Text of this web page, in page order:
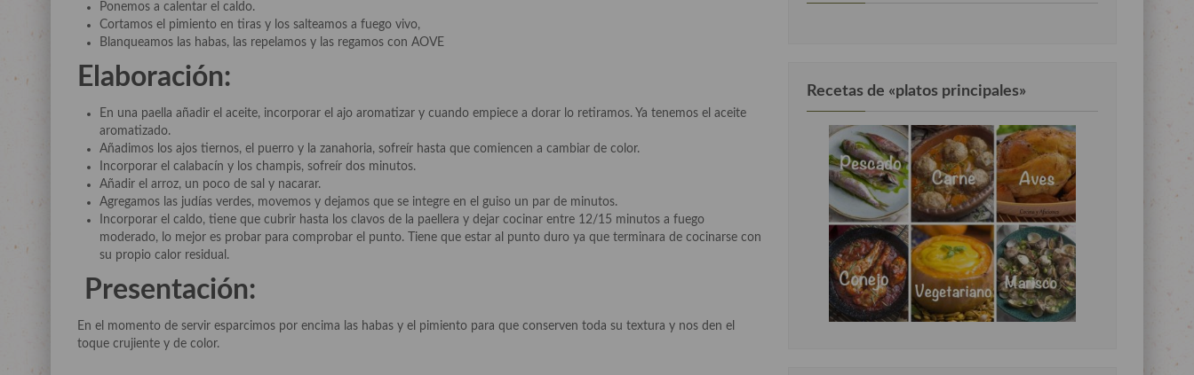
Ponemos a calentar el caldo.
Cortamos el pimiento en tiras y los salteamos a fuego vivo,
Blanqueamos las habas, las repelamos y las regamos con AOVE
Elaboración:
En una paella añadir el aceite, incorporar el ajo aromatizar y cuando empiece a dorar lo retiramos. Ya tenemos el aceite
aromatizado.
Añadimos los ajos tiernos, el puerro y la zanahoria, sofreír hasta que comiencen a cambiar de color.
Incorporar el calabacín y los champis, sofreír dos minutos.
Añadir el arroz, un poco de sal y nacarar.
Agregamos las judías verdes, movemos y dejamos que se integre en el guiso un par de minutos.
Incorporar el caldo, tiene que cubrir hasta los clavos de la paellera y dejar cocinar entre 12/15 minutos a fuego
moderado, lo mejor es probar para comprobar el punto. Tiene que estar al punto duro ya que terminara de cocinarse con
su propio calor residual.
Presentación:
En el momento de servir esparcimos por encima las habas y el pimiento para que conserven toda su textura y nos den el
toque crujiente y de color.
Recetas de «platos principales»